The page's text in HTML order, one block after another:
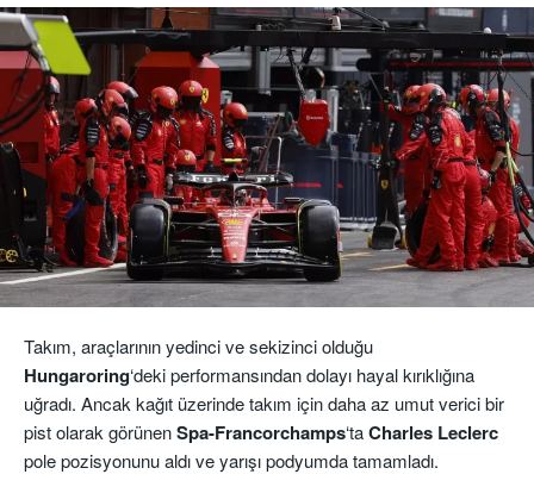
Takım, araçlarının yedinci ve sekizinci olduğu
Hungaroring‘deki performansından dolayı hayal kırıklığına
uğradı. Ancak kağıt üzerinde takım için daha az umut verici bir
pist olarak görünenSpa-Francorchamps‘taCharles Leclerc
pole pozisyonunu aldı ve yarışı podyumda tamamladı.